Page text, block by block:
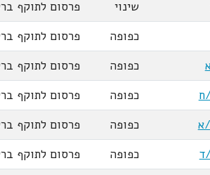
שינוי
פרסום לתוקף
כפופה
פרסום לתוקף
כפופה
פרסום לתוקף
כפופה
פרסום לתוקף
כפופה
פרסום לתוקף
כפופה
פרסום לתוקף